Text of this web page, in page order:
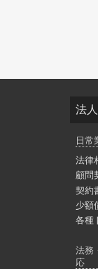
法
日常
法律
顧問
契約
少額
各種
法務
応